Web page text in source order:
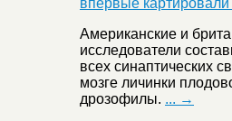
Американские и
исследователи
всех синаптических
мозге личинки
дрозофилы. ... →